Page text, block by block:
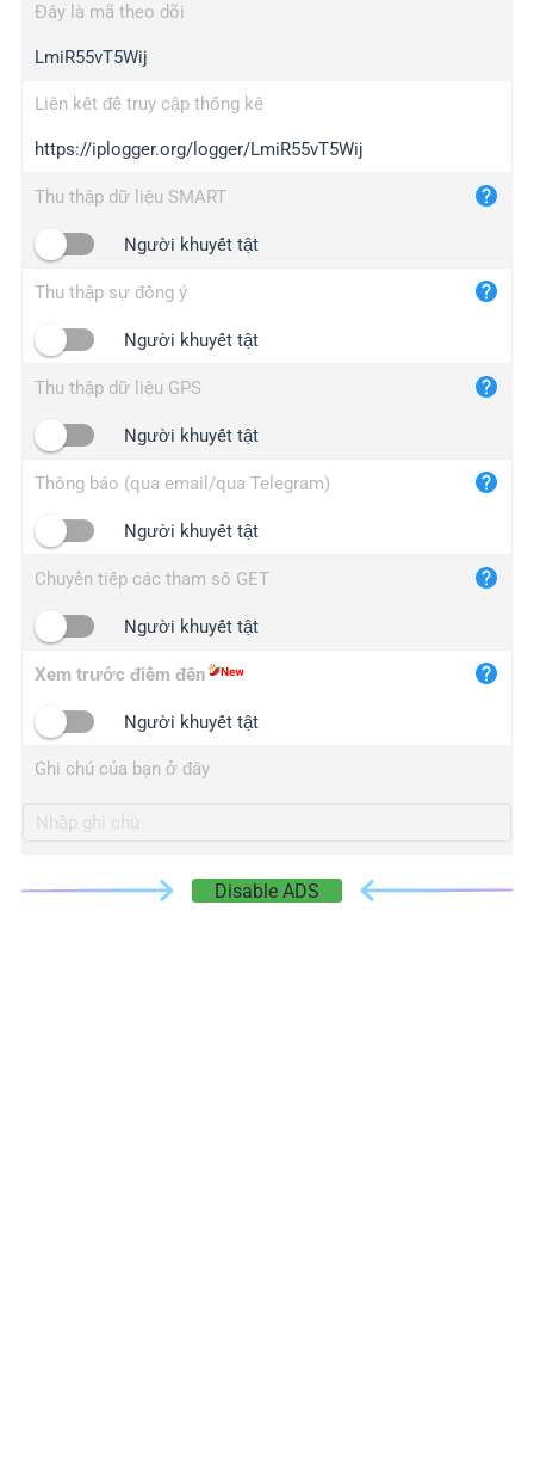
wl.gl
ed.tc
bc.ax
iplogger.com
maper.info
2no.co
yip.su
iplogger.info
Đây là mã theo dõi
LmiR55vT5Wij
Liên kết để truy cập thống kê
https://iplogger.org/logger/LmiR55vT5Wij
Thu thập dữ liệu SMART
Người khuyết tật
Thu thập sự đồng ý
Người khuyết tật
Thu thập dữ liệu GPS
Người khuyết tật
Thông báo (qua email/qua Telegram)
Người khuyết tật
Chuyển tiếp các tham số GET
Người khuyết tật
Xem trước điểm đến
Người khuyết tật
Ghi chú của bạn ở đây
Disable ADS